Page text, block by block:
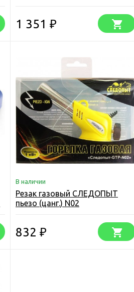
1 351 ₽
В наличии
Резак газовый СЛЕДОПЫТ
пьезо (цанг.) N02
832 ₽